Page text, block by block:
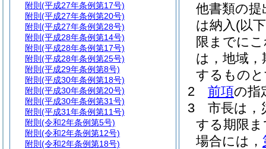
他書類の提
は納入(以
限までに
は，地域
するもの
2
前項の指
3
市長は，
する期限
場合には，
附則 (平成27年条例第17号)
附則 (平成27年条例第20号)
附則 (平成27年条例第28号)
附則 (平成28年条例第14号)
附則 (平成28年条例第17号)
附則 (平成28年条例第25号)
附則 (平成29年条例第8号)
附則 (平成30年条例第18号)
附則 (平成30年条例第20号)
附則 (平成30年条例第31号)
附則 (平成31年条例第11号)
附則 (令和2年条例第5号)
附則 (令和2年条例第12号)
附則 (令和2年条例第18号)